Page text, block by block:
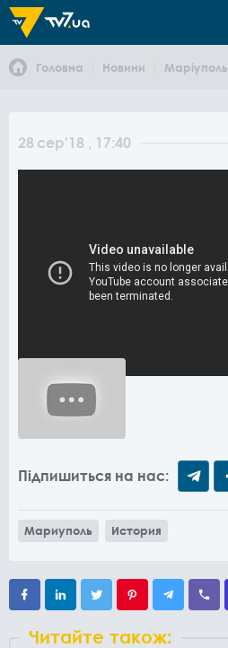
Головна Новини Маріуполь
28 сер'18 , 17:40
Підпишиться на нас:
Мариуполь История
Читайте також: